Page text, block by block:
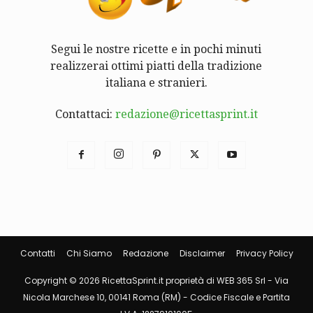
Segui le nostre ricette e in pochi minuti
realizzerai ottimi piatti della tradizione
italiana e stranieri.
Contattaci: redazione@ricettasprint.it
Contatti Chi Siamo Redazione Disclaimer Privacy Policy
Copyright © 2026 RicettaSprint.it proprietà di WEB 365 Srl - Via
Nicola Marchese 10, 00141 Roma (RM) - Codice Fiscale e Partita